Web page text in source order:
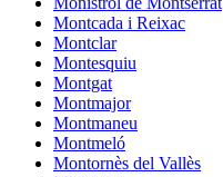
Montcada i Reixac
Montclar
Montesquiu
Montgat
Montmajor
Montmaneu
Montmeló
Montornès del Vallès